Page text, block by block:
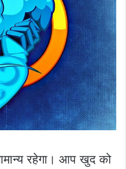
रहेगा। आप खुद को